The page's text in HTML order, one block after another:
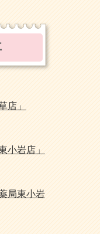
店」
小岩店」
局東小岩